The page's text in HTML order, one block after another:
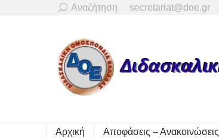
Search:
Αναζήτηση secretariat@doe.gr
Αρχική Αποφάσεις – Ανακοινώσεις